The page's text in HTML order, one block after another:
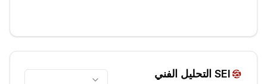
SEI التحليل الفني